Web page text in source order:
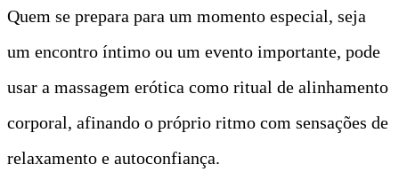
Quem se prepara para um momento especial, seja
um encontro íntimo ou um evento importante, pode
usar a massagem erótica como ritual de alinhamento
corporal, afinando o próprio ritmo com sensações de
relaxamento e autoconfiança.